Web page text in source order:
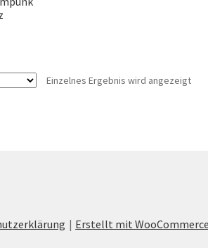
Einzelnes Ergebnis wird angezeigt
Erstellt mit WooCommerce